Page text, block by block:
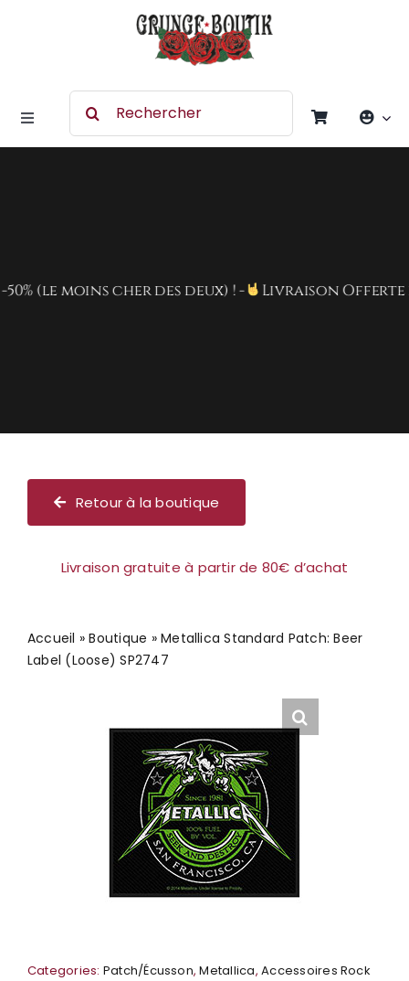
Toggle
Navigation
Vêtement
Search
moins cher des deux) ! - Livraison Offerte dès
Retour à la boutique
Livraison gratuite à partir de 80€ d’achat
Accueil »Boutique »Metallica Standard Patch: Beer
Label (Loose) SP2747
Categories: Patch/Écusson,Metallica,Accessoires Rock